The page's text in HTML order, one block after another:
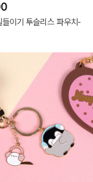
들이기 투슬리스 파우치-